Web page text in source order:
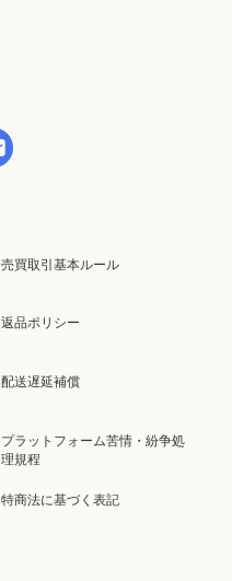
売買取引基本ルール
返品ポリシー
配送遅延補償
プラットフォーム苦情・紛争処
理規程
特商法に基づく表記